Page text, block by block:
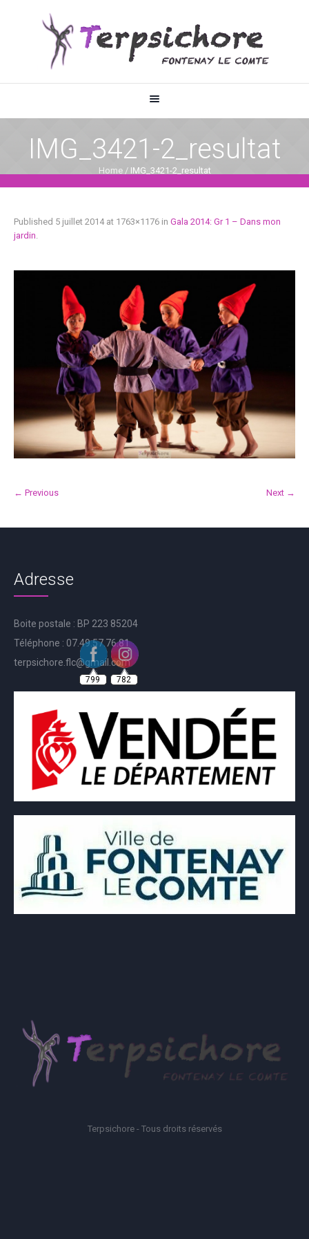
IMG_3421-2_resultat
Home / IMG_3421-2_resultat
Published 5 juillet 2014at 1763×1176 in Gala 2014: Gr 1 – Dans mon
jardin.
← Previous Next →
Adresse
Boite postale : BP 223 85204
Téléphone : 07.49.57.76.81
terpsichore.flc@gmail.com
Terpsichore - Tous droits réservés
799 782